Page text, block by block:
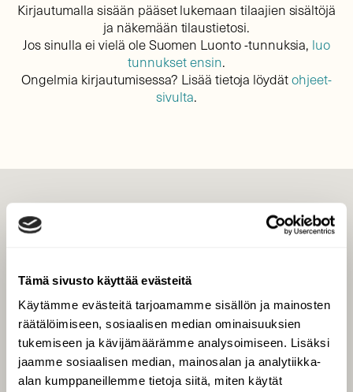
Tämä sivusto käyttää evästeitä
Käytämme evästeitä tarjoamamme sisällön ja mainosten
räätälöimiseen, sosiaalisen median ominaisuuksien
tukemiseen ja kävijämäärämme analysoimiseen. Lisäksi
jaamme sosiaalisen median, mainosalan ja analytiikka-
alan kumppaneillemme tietoja siitä, miten käytät
Kirjautumalla sisään pääset lukemaan tilaajien sisältöjä
ja näkemään tilaustietosi.
Jos sinulla ei vielä ole Suomen Luonto -tunnuksia, luo
tunnukset ensin.
Ongelmia kirjautumisessa? Lisää tietoja löydätohjeet-
sivulta.
Tilaa digilukuoikeus
Äänestä parasta juttua
Tilaa uutiskirje